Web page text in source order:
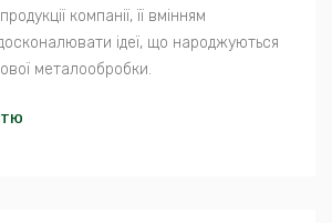
компанії, її вмінням
ідеї, що народжуються
металообробки.